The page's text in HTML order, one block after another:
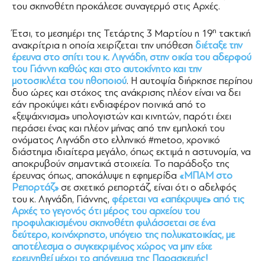
του σκηνοθέτη προκάλεσε συναγερμό στις Αρχές.
Έτσι, το μεσημέρι της Τετάρτης 3 Μαρτίου η 19η τακτική
ανακρίτρια η οποία χειρίζεται την υπόθεση διέταξε την
έρευνα στο σπίτι του κ. Λιγνάδη, στην οικία του αδερφού
του Γιάννη καθώς και στο αυτοκίνητο και την
μοτοσικλέτα του ηθοποιού. Η αυτοψία διήρκησε περίπου
δυο ώρες και στόχος της ανάκρισης πλέον είναι να δει
εάν προκύψει κάτι ενδιαφέρον ποινικά από το
«ξεψάχνισμα» υπολογιστών και κινητών, παρότι έχει
περάσει ένας και πλέον μήνας από την εμπλοκή του
ονόματος Λιγνάδη στο ελληνικό #metoo, χρονικό
διάστημα ιδιαίτερα μεγάλο, όπως εκτιμά η αστυνομία, να
αποκρυβούν σημαντικά στοιχεία. Το παράδοξο της
έρευνας όπως, αποκάλυψε η εφημερίδα «ΜΠΑΜ στο
Ρεπορτάζ» σε σχετικό ρεπορτάζ, είναι ότι ο αδελφός
του κ. Λιγνάδη, Γιάννης, φέρεται να «απέκρυψε» από τις
Αρχές το γεγονός ότι μέρος του αρχείου του
προφυλακισμένου σκηνοθέτη φυλάσσεται σε ένα
δεύτερο, κοινόχρηστο, υπόγειο της πολυκατοικίας, με
αποτέλεσμα ο συγκεκριμένος χώρος να μην είχε
ερευνηθεί μέχρι το απόγευμα της Παρασκευής!